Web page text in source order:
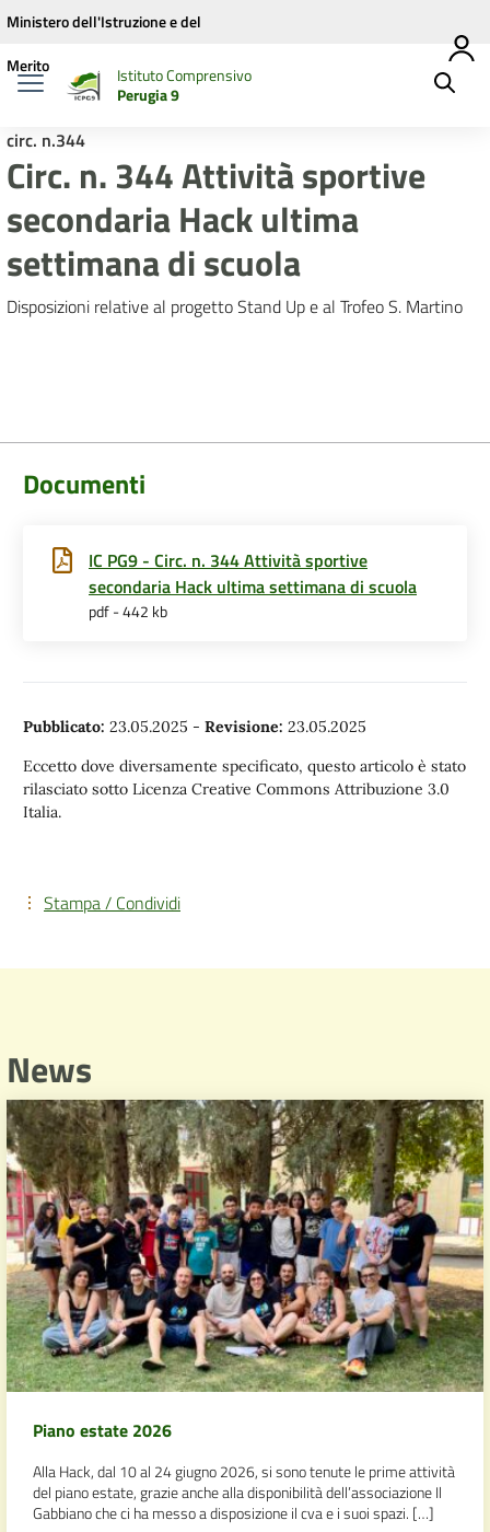
Vai ai contenuti
Vai al menu di navigazione
Vai al footer
Ministero dell'Istruzione e del
Merito
Istituto Comprensivo
Perugia 9
circ. n.344
Circ. n. 344 Attività sportive
secondaria Hack ultima
settimana di scuola
Disposizioni relative al progetto Stand Up e al Trofeo S. Martino
Documenti
IC PG9 - Circ. n. 344 Attività sportive
secondaria Hack ultima settimana di scuola
pdf - 442 kb
Pubblicato: 23.05.2025 - Revisione: 23.05.2025
Eccetto dove diversamente specificato, questo articolo è stato
rilasciato sotto Licenza Creative Commons Attribuzione 3.0
Italia.
Stampa / Condividi
News
Piano estate 2026
Alla Hack, dal 10 al 24 giugno 2026, si sono tenute le prime attività
del piano estate, grazie anche alla disponibilità dell’associazione Il
Gabbiano che ci ha messo a disposizione il cva e i suoi spazi. […]